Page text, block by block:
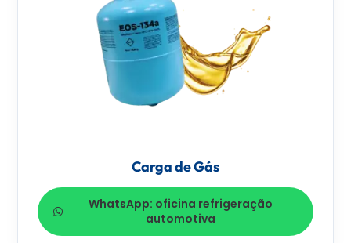
Carga de Gás
WhatsApp: oficina refrigeração
automotiva